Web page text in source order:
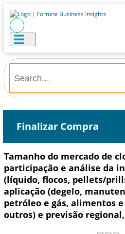
Finalizar Compra
Tamanho do mercado de
participação e análise da
(líquido, flocos, pellets/
aplicação (degelo,
petróleo e gás, alimentos
outros) e previsão regional,